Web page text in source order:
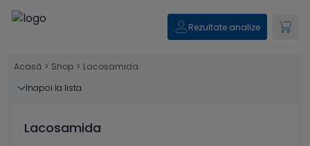
Rezultate analize
Acasă > Shop > Lacosamida
înapoi la lista
Lacosamida